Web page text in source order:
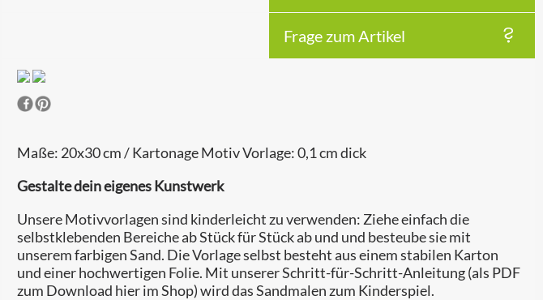
Frage zum Artikel
Maße: 20x30 cm / Kartonage Motiv Vorlage: 0,1 cm dick
Gestalte dein eigenes Kunstwerk
Unsere Motivvorlagen sind kinderleicht zu verwenden: Ziehe einfach die
selbstklebenden Bereiche ab Stück für Stück ab und und besteube sie mit
unserem farbigen Sand. Die Vorlage selbst besteht aus einem stabilen Karton
und einer hochwertigen Folie. Mit unserer Schritt-für-Schritt-Anleitung (als PDF
zum Download hier im Shop) wird das Sandmalen zum Kinderspiel.